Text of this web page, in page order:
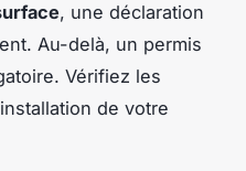
, une déclaration
Au-delà, un permis
Vérifiez les
de votre